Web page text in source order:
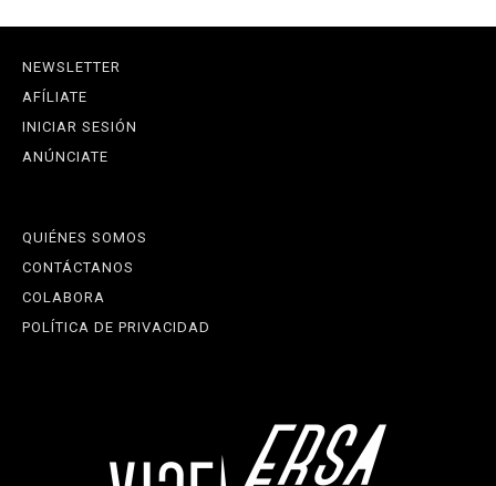
NEWSLETTER
AFÍLIATE
INICIAR SESIÓN
ANÚNCIATE
QUIÉNES SOMOS
CONTÁCTANOS
COLABORA
POLÍTICA DE PRIVACIDAD